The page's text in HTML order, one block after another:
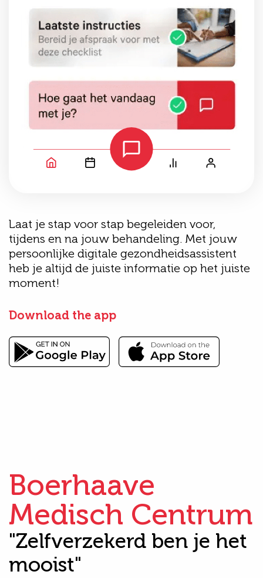
Laat je stap voor stap begeleiden voor,
tijdens en na jouw behandeling. Met jouw
persoonlijke digitale gezondheidsassistent
heb je altijd de juiste informatie op het juiste
moment!
Download the app
Boerhaave
Medisch Centrum
"Zelfverzekerd ben je het
mooist"